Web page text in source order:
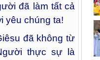
đã làm tất cả
yêu chúng ta!
đã không từ
thực sự là